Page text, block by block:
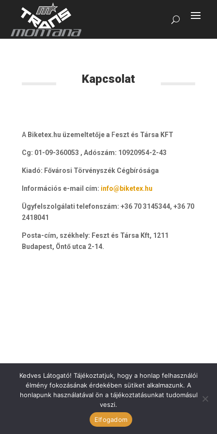
Kapcsolat
A Biketex.hu üzemeltetője a Feszt és Társa KFT
Cg: 01-09-360053 , Adószám: 10920954-2-43
Kiadó: Fővárosi Törvényszék Cégbírósága
Információs e-mail cím: info@biketex.hu
Ügyfelszolgálati telefonszám: +36 70 3145344, +36 70
2418041
Posta-cím, székhely: Feszt és Társa Kft, 1211
Budapest, Öntő utca 2-14.
ÁSZF
Kedves Látogató! Tájékoztatjuk, hogy a honlap felhasználói
élmény fokozásának érdekében sütiket alkalmazunk. A
honlapunk használatával ön a tájékoztatásunkat tudomásul
veszi.
Elfogadom